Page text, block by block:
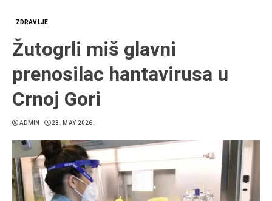
ZDRAVLJE
Žutogrli miš glavni
prenosilac hantavirusa u
Crnoj Gori
ADMIN 23. MAY 2026.